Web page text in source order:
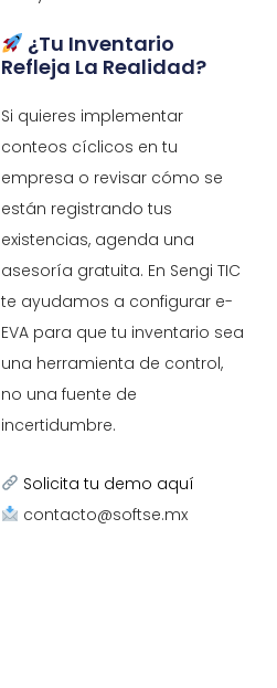
¿Tu Inventario
Refleja La Realidad?
Si quieres implementar
conteos cíclicos en tu
empresa o revisar cómo se
están registrando tus
existencias, agenda una
asesoría gratuita. En Sengi TIC
te ayudamos a configurar e-
EVA para que tu inventario sea
una herramienta de control,
no una fuente de
incertidumbre.
Solicita tu demo aquí
contacto@softse.mx